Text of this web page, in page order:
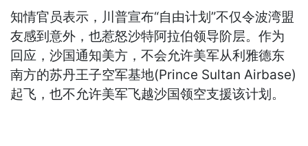
知情官员表示，川普宣布“自由计划”不仅令波湾盟
友感到意外，也惹怒沙特阿拉伯领导阶层。作为
回应，沙国通知美方，不会允许美军从利雅德东
南方的苏丹王子空军基地(Prince Sultan Airbase)
起飞，也不允许美军飞越沙国领空支援该计划。